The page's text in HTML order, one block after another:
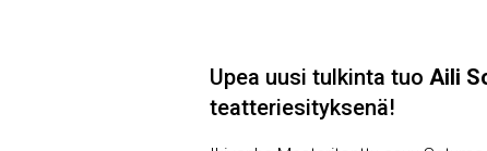
Upea uusi tulkinta tuo Aili
teatteriesityksenä!